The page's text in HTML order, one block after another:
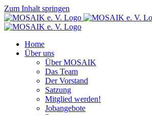
Zum Inhalt springen
Home
Über uns
Über MOSAIK
Das Team
Der Vorstand
Satzung
Mitglied werden!
Jobangebote